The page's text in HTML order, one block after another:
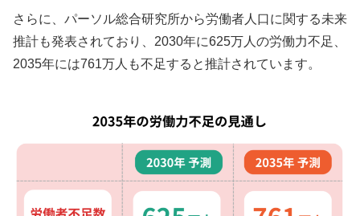
さらに、パーソル総合研究所から労働者人口に関する未来
推計も発表されており、2030年に625万人の労働力不足、
2035年には761万人も不足すると推計されています。